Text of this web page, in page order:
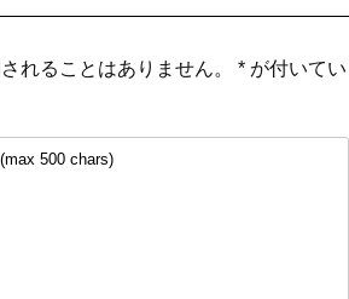
れることはありません。 * が付いてい